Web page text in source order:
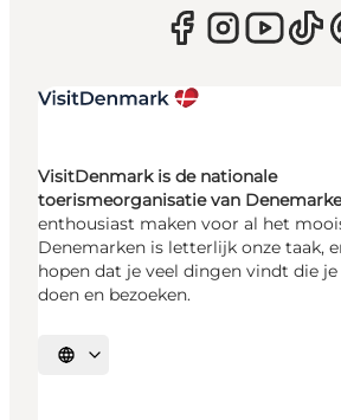
VisitDenmark is de nationale
toerismeorganisatie van
enthousiast maken voor al het
Denemarken is letterlijk onze taak,
hopen dat je veel dingen vindt die
doen en bezoeken.
Selecteer taal